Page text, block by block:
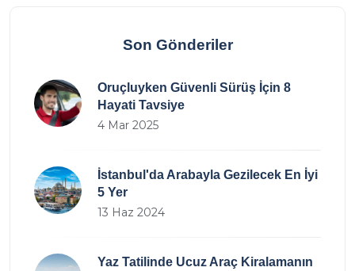
Son Gönderiler
Oruçluyken Güvenli Sürüş İçin 8
Hayati Tavsiye
4 Mar 2025
İstanbul'da Arabayla Gezilecek En İyi
5 Yer
13 Haz 2024
Yaz Tatilinde Ucuz Araç Kiralamanın